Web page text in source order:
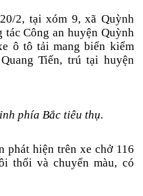
2, tại xóm 9, xã Quỳnh
Công an huyện Quỳnh
ô tô tải mang biển kiểm
Tiến, trú tại huyện
phía Bắc tiêu thụ.
phát hiện trên xe chở 116
thối và chuyển màu, có